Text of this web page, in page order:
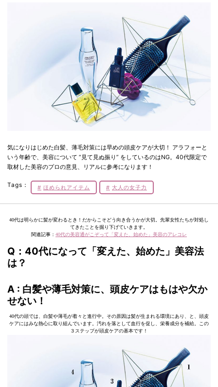
気になりはじめた白髪、薄毛対策には早めの頭皮ケアが大切！ アラフォーと
いう年齢で、美容について “見て見ぬ振り” をしているのはNG。40代限定で
取材した美容のプロの意見、リアルに参考になります！
Tags： ほめられアイテム 大人の女子力
40代は明らかに髪が変わるとき！だからこそどう向き合うかが大切。先輩女性たちが対処し
てきたことを掘り下げていきます。
関連記事： 40代の美容通がこぞって「変えた、始めた」美容のアレコレ
Q：40代になって「変えた、始めた」美容法
は？
A : 白髪や薄毛対策に、頭皮ケアはもはや欠か
せない！
40代の頭では、白髪や薄毛が着々と進行中。その原因は髪が生まれる環境にあり、と、頭皮
ケアにはみな熱心に取り組んでいます。汚れを落として血行を促し、栄養成分を補給。この
３ステップが頭皮ケアの基本です！